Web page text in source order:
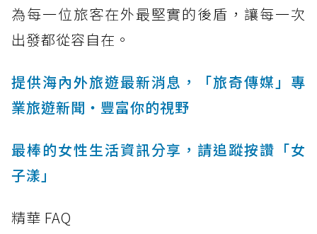
為每一位旅客在外最堅實的後盾，讓每一次
出發都從容自在。
提供海內外旅遊最新消息，「旅奇傳媒」專
業旅遊新聞‧豐富你的視野
最棒的女性生活資訊分享，請追蹤按讚「女
子漾」
精華 FAQ